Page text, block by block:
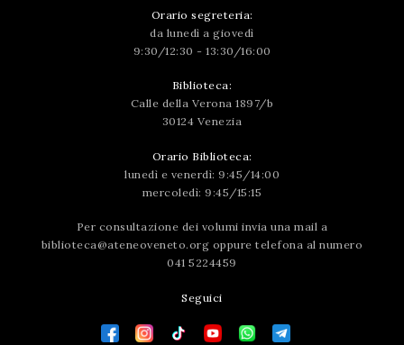
Orario segreteria:
da lunedì a giovedì
9:30/12:30 - 13:30/16:00
Biblioteca:
Calle della Verona 1897/b
30124 Venezia
Orario Biblioteca:
lunedì e venerdì: 9:45/14:00
mercoledì: 9:45/15:15
Per consultazione dei volumi invia una mail a
biblioteca@ateneoveneto.org oppure telefona al numero
041 5224459
Seguici